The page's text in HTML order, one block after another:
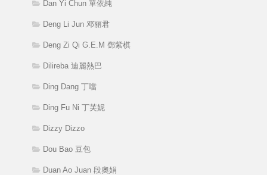
Dan Yi Chun 單依純
Deng Li Jun 邓丽君
Deng Zi Qi G.E.M 鄧紫棋
Dilireba 迪麗熱巴
Ding Dang 丁噹
Ding Fu Ni 丁芙妮
Dizzy Dizzo
Dou Bao 豆包
Duan Ao Juan 段奧娟